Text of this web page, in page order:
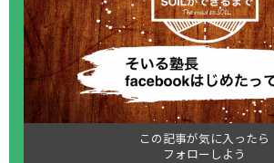
この記事が気に入ったら
フォローしよう